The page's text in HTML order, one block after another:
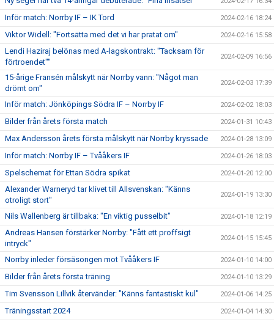
Inför match: Norrby IF – IK Tord 2024-02-16 18:24
Viktor Widell: "Fortsätta med det vi har pratat om" 2024-02-16 15:58
Lendi Haziraj belönas med A-lagskontrakt: "Tacksam för
förtroendet""
2024-02-09 16:56
15-årige Fransén målskytt när Norrby vann: "Något man
drömt om"
2024-02-03 17:39
Inför match: Jönköpings Södra IF – Norrby IF 2024-02-02 18:03
Bilder från årets första match 2024-01-31 10:43
Max Andersson årets första målskytt när Norrby kryssade 2024-01-28 13:09
Inför match: Norrby IF – Tvååkers IF 2024-01-26 18:03
Spelschemat för Ettan Södra spikat 2024-01-20 12:00
Alexander Warneryd tar klivet till Allsvenskan: "Känns
otroligt stort"
2024-01-19 13:30
Nils Wallenberg är tillbaka: "En viktig pusselbit" 2024-01-18 12:19
Andreas Hansen förstärker Norrby: "Fått ett proffsigt
intryck"
2024-01-15 15:45
Norrby inleder försäsongen mot Tvååkers IF 2024-01-10 14:00
Bilder från årets första träning 2024-01-10 13:29
Tim Svensson Lillvik återvänder: "Känns fantastiskt kul" 2024-01-06 14:25
Träningsstart 2024 2024-01-04 14:30